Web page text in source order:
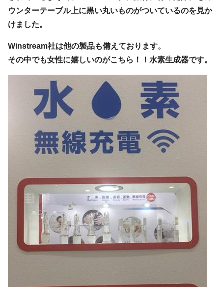
ウンターテーブル上に黒い丸いものがついているのを見か
けました。
Winstream社は他の製品も備えております。
その中でも女性に嬉しいのがこちら！！水素生成器です。